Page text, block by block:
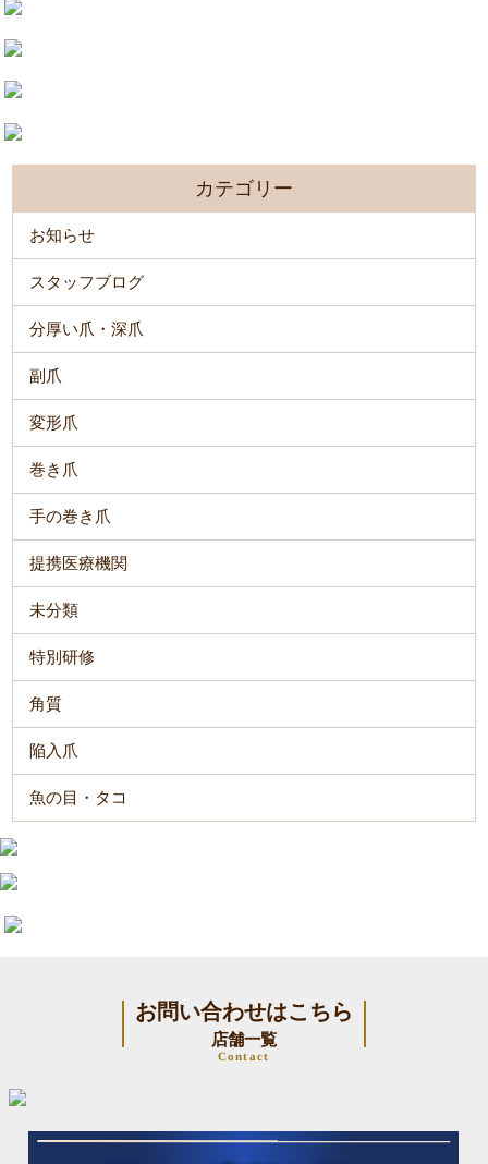
カテゴリー
お知らせ
スタッフブログ
分厚い爪・深爪
副爪
変形爪
巻き爪
手の巻き爪
提携医療機関
未分類
特別研修
角質
陥入爪
魚の目・タコ
お問い合わせはこちら
店舗一覧
Contact